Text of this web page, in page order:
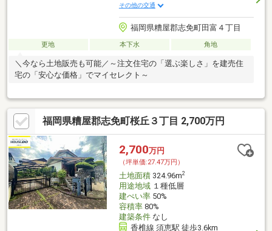
その他の交通
福岡県糟屋郡志免町田富４丁目
更地 本下水 角地
＼今なら土地販売も可能／～注文住宅の「選ぶ楽しさ」を建売住
宅の「安心な価格」でマイセレクト～
福岡県糟屋郡志免町桜丘３丁目 2,700万円
2,700万円
（坪単価:27.47万円）
土地面積324.96m2
用途地域１種低層
建ぺい率50%
容積率80%
建築条件なし
香椎線 須恵駅 徒歩3.6km